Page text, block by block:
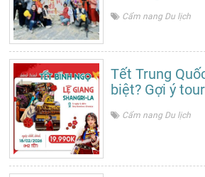
Cẩm nang Du lịch
Tết Trung
biệt? Gợi ý
Cẩm nang Du lịch